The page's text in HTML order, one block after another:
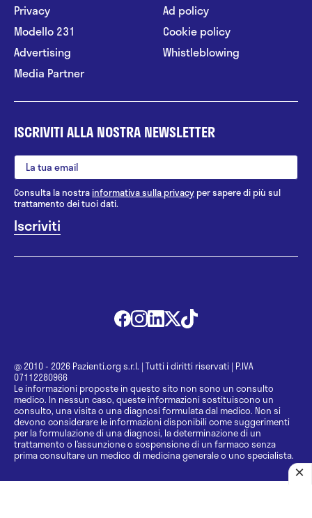
Privacy
Modello 231
Advertising
Media Partner
Ad policy
Cookie policy
Whistleblowing
ISCRIVITI ALLA NOSTRA NEWSLETTER
Consulta la nostrainformativa sulla privacy per sapere di più sul
trattamento dei tuoi dati.
@ 2010 - 2026 Pazienti.org s.r.l. | Tutti i diritti riservati | P.IVA
07112280966
Le informazioni proposte in questo sito non sono un consulto
medico. In nessun caso, queste informazioni sostituiscono un
consulto, una visita o una diagnosi formulata dal medico. Non si
devono considerare le informazioni disponibili come suggerimenti
per la formulazione di una diagnosi, la determinazione di un
trattamento o l’assunzione o sospensione di un farmaco senza
prima consultare un medico di medicina generale o uno specialista.